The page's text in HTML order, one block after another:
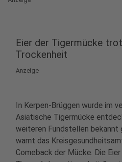
Eier der Tigermücke
Trockenheit
Anzeige
In Kerpen-Brüggen wurde im
Asiatische Tigermücke
weiteren Fundstellen bekannt
warnt das
Comeback der Mücke. Die